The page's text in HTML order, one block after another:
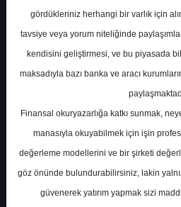
En Yüksek Tahmin
Ortalama Fiyat Tahmini
Ortalama Getiri Potansiyeli
Kurum
12
gördükleriniz herhangi bir varlık için
tavsiye veya yorum niteliğinde
kendisini geliştirmesi, ve bu piyasada
maksadıyla bazı banka ve aracı
Finansal okuryazarlığa katkı sunmak,
manasıyla okuyabilmek için işin
değerleme modellerini ve bir şirketi
göz önünde bulundurabilirsiniz, lakin
güvenerek yatırım yapmak sizi